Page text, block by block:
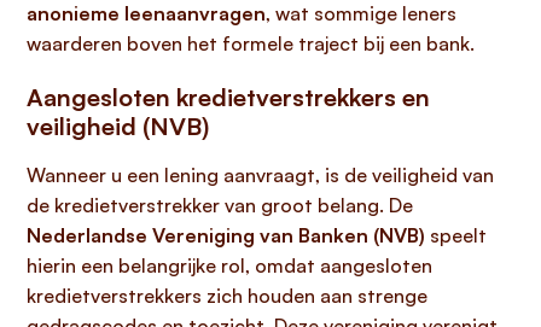
anonieme leenaanvragen, wat sommige leners
waarderen boven het formele traject bij een bank.
Aangesloten kredietverstrekkers en
veiligheid (NVB)
Wanneer u een lening aanvraagt, is de veiligheid van
de kredietverstrekker van groot belang. De
Nederlandse Vereniging van Banken (NVB) speelt
hierin een belangrijke rol, omdat aangesloten
kredietverstrekkers zich houden aan strenge